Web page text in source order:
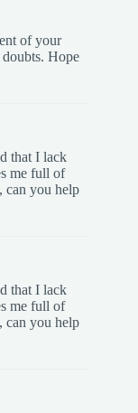
of your
Hope
that I lack
me full of
can you help
that I lack
me full of
can you help